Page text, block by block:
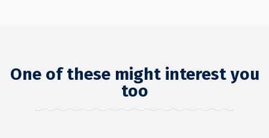
One of these might interest you
too